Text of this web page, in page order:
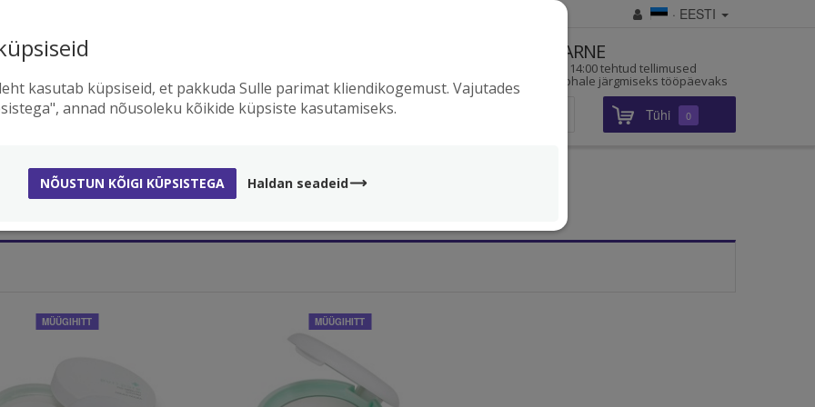
· EESTI
TRANSPORT
pakiautomaati TASUTA otse Holika Holika tehasest
KIIRE TARNE
Enne kella 14:00 tehtud tellimused
jõuavad kohale järgmiseks tööpäevaks
Tühi 0
MÜÜGIHITT MÜÜGIHITT
kasutab küpsiseid, et pakkuda Sulle parimat kliendikogemust. Vajutades
annad nõusoleku kõikide küpsiste kasutamiseks.
NÕUSTUN KÕIGI KÜPSISTEGA Haldan seadeid